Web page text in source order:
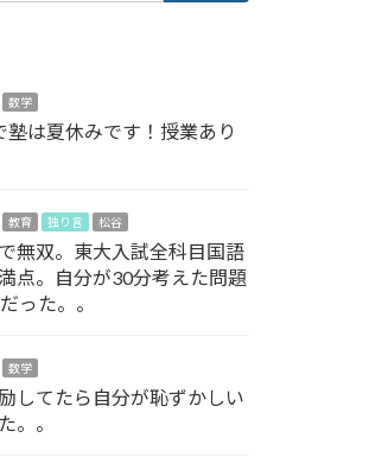
数学
は夏休みです！授業あり
教育 独り言 松谷
無双。東大入試全科目国語
点。自分が30分考えた問題
った。。
数学
してたら自分が恥ずかしい
。。